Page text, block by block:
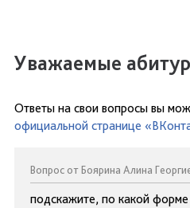
Уважаемые
Ответы на свои вопросы вы
официальной странице
Вопрос от Боярина Алина
подскажите, по какой форме